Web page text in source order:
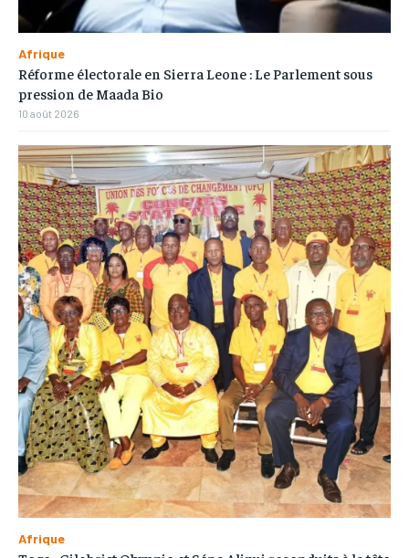
Afrique
Réforme électorale en Sierra Leone : Le Parlement sous
pression de Maada Bio
10 août 2026
Afrique